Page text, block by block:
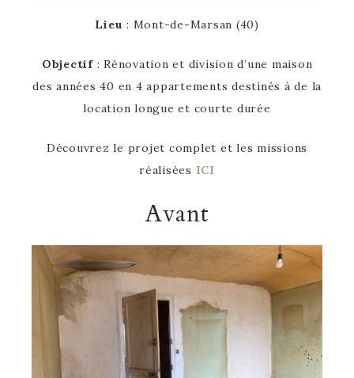
Lieu : Mont-de-Marsan (40)
Objectif : Rénovation et division d’une maison
des années 40 en 4 appartements destinés à de la
location longue et courte durée
Découvrez le projet complet et les missions
réalisées ICI
Avant